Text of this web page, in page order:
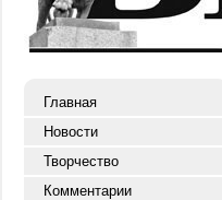
Главная
Новости
Творчество
Комментарии